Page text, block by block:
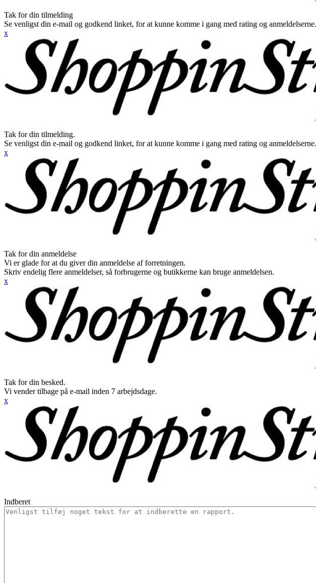
Tak for din tilmelding
Se venligst din e-mail og godkend linket, for at kunne komme i gang med rating og anmeldelserne.
x
Tak for din tilmelding.
Se venligst din e-mail og godkend linket, for at kunne komme i gang med rating og anmeldelserne.
x
Tak for din anmeldelse
Vi er glade for at du giver din anmeldelse af forretningen.
Skriv endelig flere anmeldelser, så forbrugerne og butikkerne kan bruge anmeldelsen.
x
Tak for din besked.
Vi vender tilbage på e-mail inden 7 arbejdsdage.
x
Indberet